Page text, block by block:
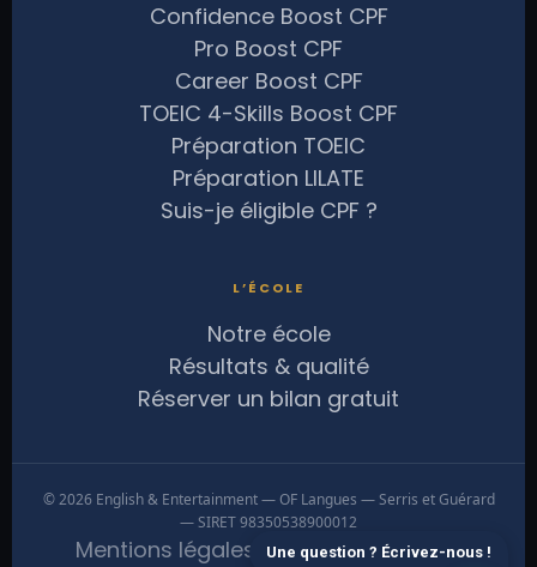
Confidence Boost CPF
Pro Boost CPF
Career Boost CPF
TOEIC 4-Skills Boost CPF
Préparation TOEIC
Préparation LILATE
Suis-je éligible CPF ?
L’ÉCOLE
Notre école
Résultats & qualité
Réserver un bilan gratuit
© 2026 English & Entertainment — OF Langues — Serris et Guérard
— SIRET 98350538900012
Mentions légales ConfidentialitéCGV
Une question ? Écrivez-nous !